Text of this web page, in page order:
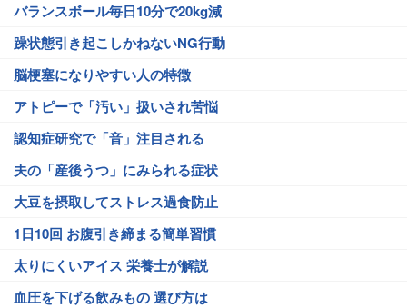
バランスボール毎日10分で20kg減
躁状態引き起こしかねないNG行動
脳梗塞になりやすい人の特徴
アトピーで「汚い」扱いされ苦悩
認知症研究で「音」注目される
夫の「産後うつ」にみられる症状
大豆を摂取してストレス過食防止
1日10回 お腹引き締まる簡単習慣
太りにくいアイス 栄養士が解説
血圧を下げる飲みもの 選び方は